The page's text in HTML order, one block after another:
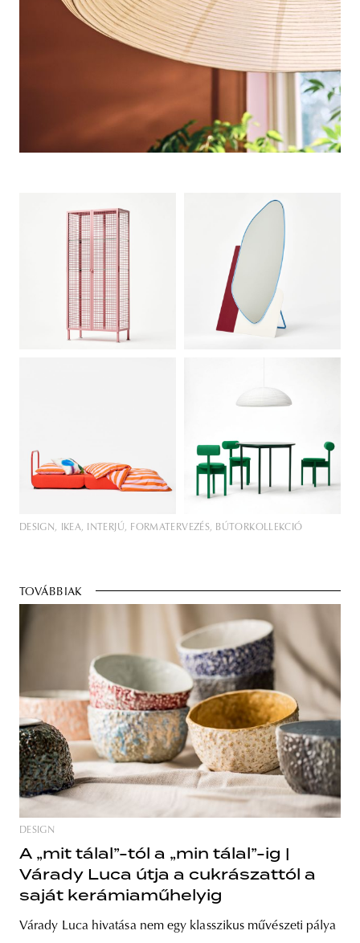
DESIGN IKEA INTERJÚ FORMATERVEZÉS BÚTORKOLLEKCIÓ
TOVÁBBIAK
DESIGN
A „mit tálal”-tól a „min tálal”-ig |
Várady Luca útja a cukrászattól a
saját kerámiaműhelyig
Várady Luca hivatása nem egy klasszikus művészeti pálya